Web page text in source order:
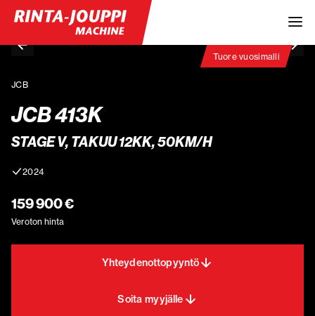
Tuore vuosimalli
JCB
JCB 413K
STAGE V, TAKUU 12KK, 50KM/H
2024
159 900 €
Veroton hinta
Yhteydenottopyyntö
Soita myyjälle